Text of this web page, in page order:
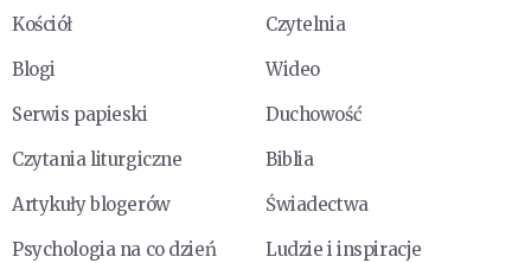
Kościół
Czytelnia
Blogi
Wideo
Serwis papieski
Duchowość
Czytania liturgiczne
Biblia
Artykuły blogerów
Świadectwa
Psychologia na co dzień
Ludzie i inspiracje